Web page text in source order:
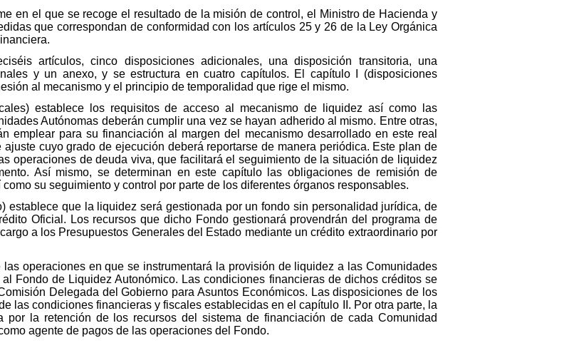
en el que se recoge el resultado de la misión de control, el Ministro de Hacienda y
que correspondan de conformidad con los artículos 25 y 26 de la Ley Orgánica
artículos, cinco disposiciones adicionales, una disposición transitoria, una
y un anexo, y se estructura en cuatro capítulos. El capítulo I (disposiciones
al mecanismo y el principio de temporalidad que rige el mismo.
establece los requisitos de acceso al mecanismo de liquidez así como las
Autónomas deberán cumplir una vez se hayan adherido al mismo. Entre otras,
emplear para su financiación al margen del mecanismo desarrollado en este real
cuyo grado de ejecución deberá reportarse de manera periódica. Este plan de
operaciones de deuda viva, que facilitará el seguimiento de la situación de liquidez
Así mismo, se determinan en este capítulo las obligaciones de remisión de
su seguimiento y control por parte de los diferentes órganos responsables.
establece que la liquidez será gestionada por un fondo sin personalidad jurídica, de
Oficial. Los recursos que dicho Fondo gestionará provendrán del programa de
a los Presupuestos Generales del Estado mediante un crédito extraordinario por
operaciones en que se instrumentará la provisión de liquidez a las Comunidades
Fondo de Liquidez Autonómico. Las condiciones financieras de dichos créditos se
Delegada del Gobierno para Asuntos Económicos. Las disposiciones de los
las condiciones financieras y fiscales establecidas en el capítulo II. Por otra parte, la
por la retención de los recursos del sistema de financiación de cada Comunidad
agente de pagos de las operaciones del Fondo.